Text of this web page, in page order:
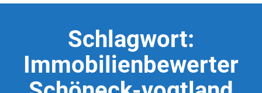
Schlagwort:
Immobilienbewerter